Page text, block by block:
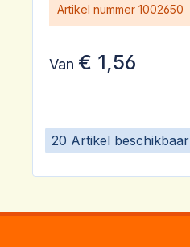
20 Artikel beschikbaar
Artikel nummer 1002650
Van € 1,56